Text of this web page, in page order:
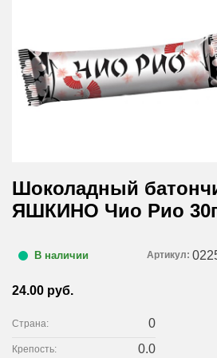
Шоколадный
ЯШКИНО Чио Рио
В наличии Артикул:
24.00 руб.
Страна: 0
Крепость: 0.0